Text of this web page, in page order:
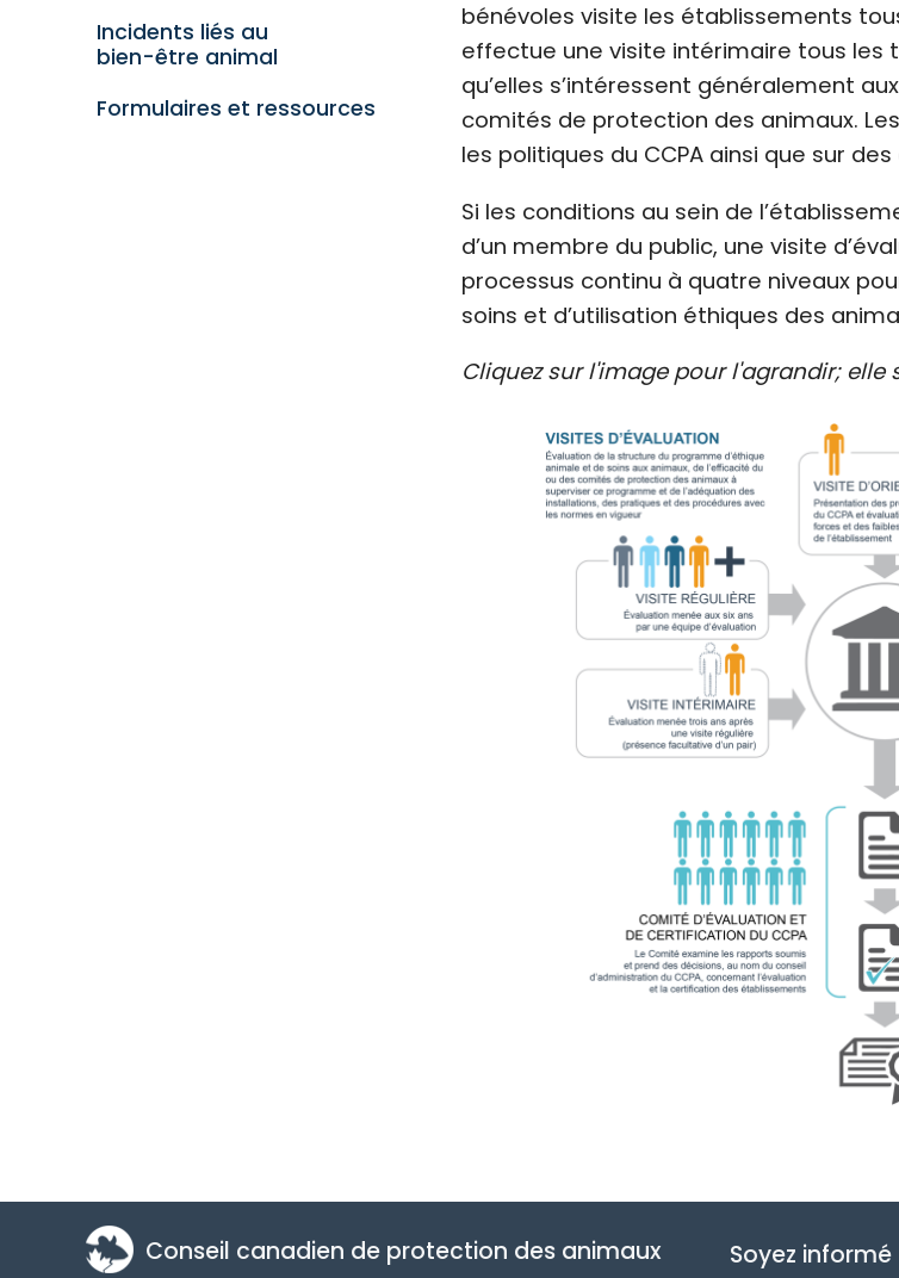
Incidents liés au
bien-être animal
Formulaires et ressources
bénévoles visite les établissements
effectue une visite intérimaire tous les
qu’elles s’intéressent généralement
comités de protection des animaux.
les politiques du CCPA ainsi que sur
Si les conditions au sein de
d’un membre du public, une visite
processus continu à quatre niveaux
soins et d’utilisation éthiques des
Cliquez sur l'image pour l'agrandir;
Conseil canadien de protection des animaux Soyez informé